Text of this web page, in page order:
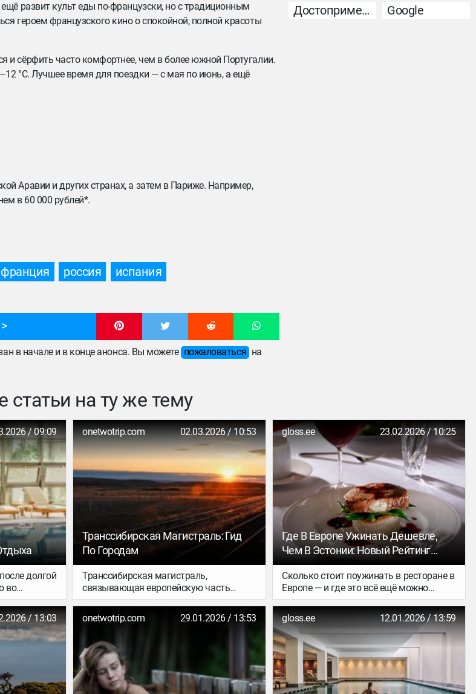
развит культ еды по-французски, но с традиционным
героем французского кино о спокойной, полной красоты
и сёрфить часто комфортнее, чем в более южной Португалии.
°C. Лучшее время для поездки — с мая по июнь, а ещё
Аравии и других странах, а затем в Париже. Например,
в 60 000 рублей*.
франция россия
испания
в начале и в конце анонса. Вы можете пожаловаться на
Достопримечательность
Google
статьи на ту же тему
/ 09:09
долгой
во
отель из
и
что в
спа-
и
onetwotrip.com 02.03.2026 / 10:53
Транссибирская Магистраль: Гид
По Городам
Транссибирская магистраль,
связывающая европейскую часть
России с Дальним Востоком, —
крупнейшая непрерывная железная
дорога в мире. Почти 9 300 км путей
грандиозной стройке появились новые
города, например, Хабаровск, а ещё
огромные мосты через реки Енисей и
Амур, вокзал полностью из мрамора в
gloss.ee 23.02.2026 / 10:25
Где В Европе Ужинать Дешевле,
Чем В Эстонии: Новый Рейтинг
Ресторанных Цен По Странам
Сколько стоит поужинать в ресторане в
Европе — и где это всё ещё можно
сделать за 20 евро? Сервис сравнения
цен на паромы FerryGoGo составил
рейтинг самых дорогих и самых
доступных стран Европы для похода в
ресторан. В основе — данные из
открытых источников (в первую
очередь Numbeo) за январь 2026 года.
Аналитики сравнили среднюю
/ 13:03 onetwotrip.com 29.01.2026 / 13:53 gloss.ee 12.01.2026 / 13:59